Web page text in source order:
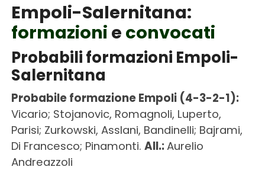
Empoli-Salernitana:
formazioni e convocati
Probabili formazioni Empoli-
Salernitana
Probabile formazione Empoli (4-3-2-1):
Vicario; Stojanovic, Romagnoli, Luperto,
Parisi; Zurkowski, Asslani, Bandinelli; Bajrami,
Di Francesco; Pinamonti. All.:Aurelio
Andreazzoli